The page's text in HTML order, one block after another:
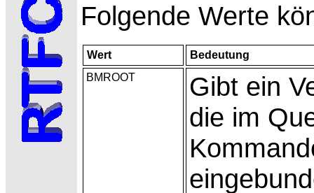
Folgende Werte
Wert
Bedeutung
BMROOT
Gibt ein
die im